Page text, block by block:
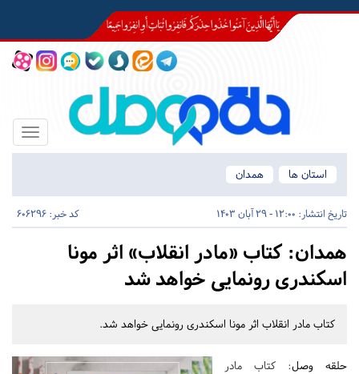
Toggle
استان ها
همدان
تاریخ انتشار: 12:00 - 29 آبان 1403 کد خبر: 606296
همدان: کتاب «مادر انقلاب» اثر مونا
اسکندری رونمایی خواهد شد
کتاب مادر انقلاب اثر مونا اسکندری رونمایی خواهد شد.
حلقه وصل: کتاب مادر